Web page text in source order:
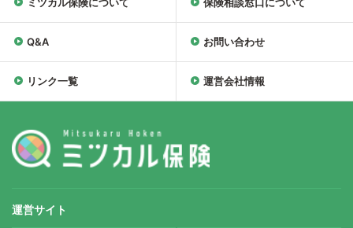
ミツカル保険について 保険相談窓口について
Q&A お問い合わせ
リンク一覧 運営会社情報
運営サイト